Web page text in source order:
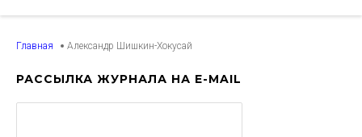
Главная Александр Шишкин-Хокусай
РАССЫЛКА ЖУРНАЛА НА E-MAIL